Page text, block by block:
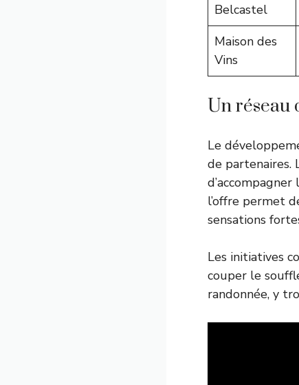
Belcastel
Maison des
Vins
Un réseau
Le
de partenaires.
l’offre permet
sensations
Les initiatives
couper le
randonnée, y